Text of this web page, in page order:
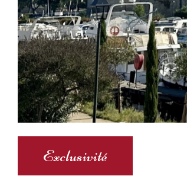
Exclusivité